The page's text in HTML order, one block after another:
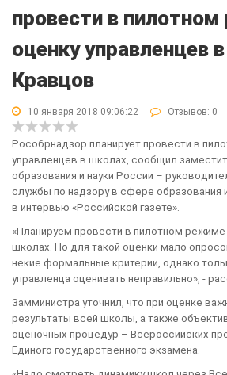
провести в
оценку управленцев
Кравцов
10 января 2018 09:06:22 Отзывов: 0
Рособрнадзор планирует провести в
управленцев в школах, сообщил
образования и науки России –
службы по надзору в сфере образования
в интервью «Российской газете».
«Планируем провести в пилотном режиме
школах. Но для такой оценки мало
некие формальные критерии, однако
управленца оценивать неправильно», -
Замминистра уточнил, что при оценке
результаты всей школы, а также
оценочных процедур – Всероссийских
Единого государственного экзамена.